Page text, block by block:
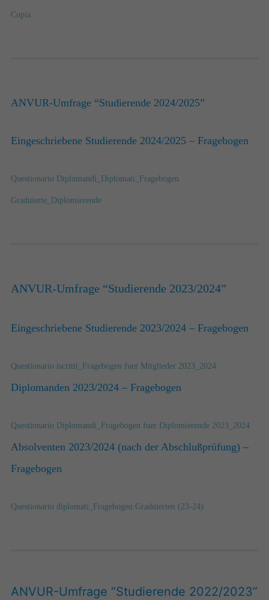
Copia
ANVUR-Umfrage “Studierende 2024/2025”
Eingeschriebene Studierende 2024/2025 – Fragebogen
Questionario Diplomandi_Diplomati_Fragebogen
Graduierte_Diplomierende
ANVUR-Umfrage “Studierende 2023/2024”
Eingeschriebene Studierende 2023/2024 – Fragebogen
Questionario iscritti_Fragebogen fuer Mitglieder 2023_2024
Diplomanden 2023/2024 – Fragebogen
Questionario Diplomandi_Fragebogen fuer Diplomierende 2023_2024
Absolventen 2023/2024 (nach der Abschlußprüfung) –
Fragebogen
Questionario diplomati_Fragebogen Graduierten (23-24)
ANVUR-Umfrage “Studierende 2022/2023”